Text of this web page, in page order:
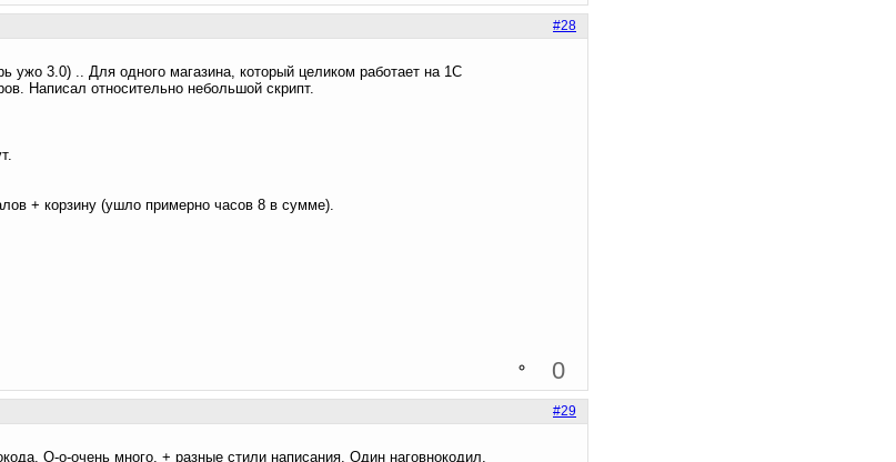
#28
ужо 3.0) .. Для одного магазина, который целиком работает на 1С
Написал относительно небольшой скрипт.
+ корзину (ушло примерно часов 8 в сумме).
0
#29
О-о-очень много. + разные стили написания. Один наговнокодил,